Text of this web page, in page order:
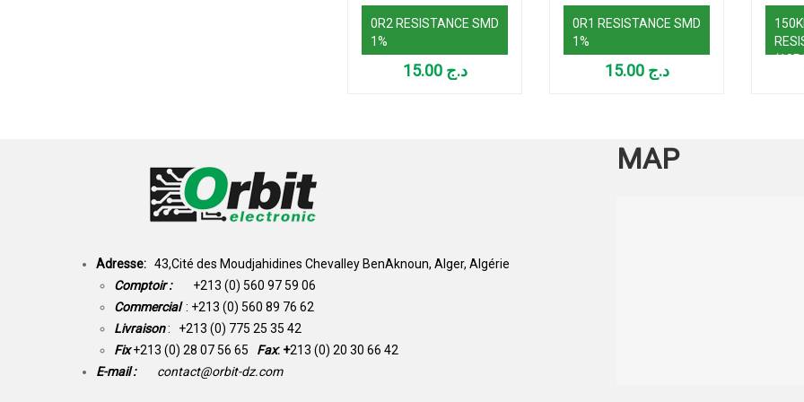
0R2 RESISTANCE SMD
1%
د.ج 15.00
0R1 RESISTANCE SMD
1%
د.ج 15.00
Adresse: 43,Cité des Moudjahidines Chevalley BenAknoun, Alger, Algérie
Comptoir : +213 (0) 560 97 59 06
Commercial : +213 (0) 560 89 76 62
Livraison: +213 (0) 775 25 35 42
Fix +213 (0) 28 07 56 65 Fax: +213 (0) 20 30 66 42
E-mail :
contact@orbit-dz.com
MAP